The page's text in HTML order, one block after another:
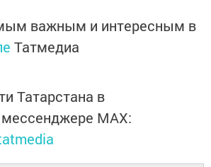
важным и интересным в
Татмедиа
Татарстана в
MАХ: